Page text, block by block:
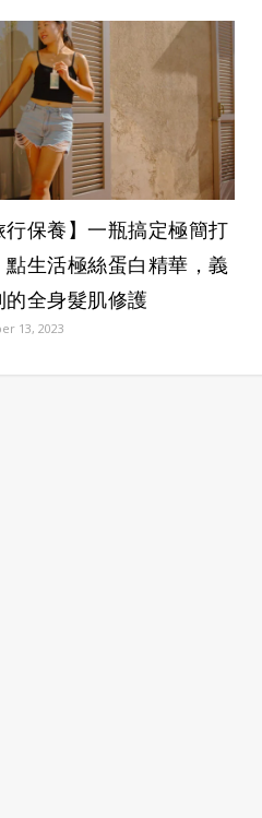
行保養】一瓶搞定極簡打
點生活極絲蛋白精華，義
的全身髮肌修護
13, 2023